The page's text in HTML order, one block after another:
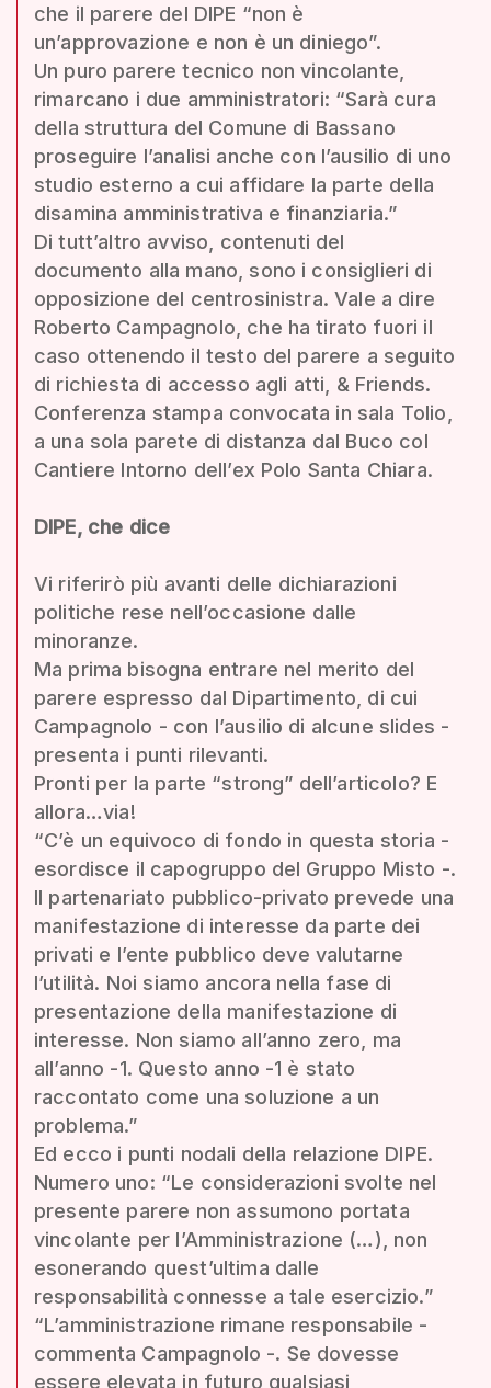
che il parere del DIPE “non è
un’approvazione e non è un diniego”.
Un puro parere tecnico non vincolante,
rimarcano i due amministratori: “Sarà cura
della struttura del Comune di Bassano
proseguire l’analisi anche con l’ausilio di uno
studio esterno a cui affidare la parte della
disamina amministrativa e finanziaria.”
Di tutt’altro avviso, contenuti del
documento alla mano, sono i consiglieri di
opposizione del centrosinistra. Vale a dire
Roberto Campagnolo, che ha tirato fuori il
caso ottenendo il testo del parere a seguito
di richiesta di accesso agli atti, & Friends.
Conferenza stampa convocata in sala Tolio,
a una sola parete di distanza dal Buco col
Cantiere Intorno dell’ex Polo Santa Chiara.
DIPE, che dice
Vi riferirò più avanti delle dichiarazioni
politiche rese nell’occasione dalle
minoranze.
Ma prima bisogna entrare nel merito del
parere espresso dal Dipartimento, di cui
Campagnolo - con l’ausilio di alcune slides -
presenta i punti rilevanti.
Pronti per la parte “strong” dell’articolo? E
allora…via!
“C’è un equivoco di fondo in questa storia -
esordisce il capogruppo del Gruppo Misto -.
Il partenariato pubblico-privato prevede una
manifestazione di interesse da parte dei
privati e l’ente pubblico deve valutarne
l’utilità. Noi siamo ancora nella fase di
presentazione della manifestazione di
interesse. Non siamo all’anno zero, ma
all’anno -1. Questo anno -1 è stato
raccontato come una soluzione a un
problema.”
Ed ecco i punti nodali della relazione DIPE.
Numero uno: “Le considerazioni svolte nel
presente parere non assumono portata
vincolante per l’Amministrazione (…), non
esonerando quest’ultima dalle
responsabilità connesse a tale esercizio.”
“L’amministrazione rimane responsabile -
commenta Campagnolo -. Se dovesse
essere elevata in futuro qualsiasi